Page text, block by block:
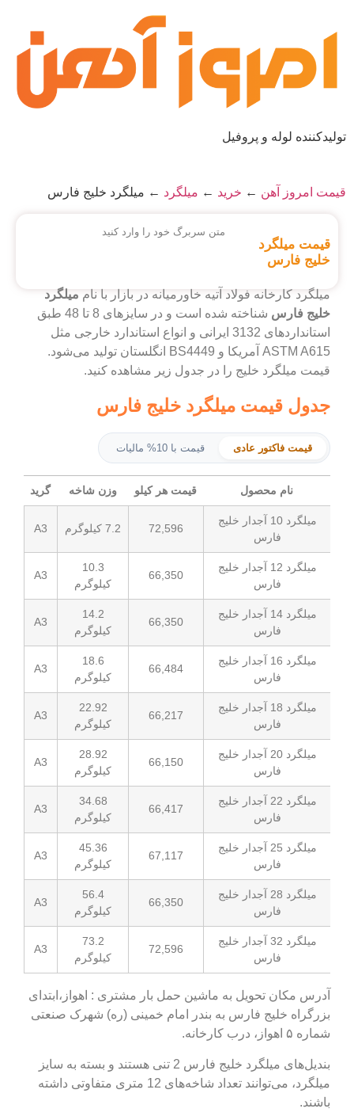
تولیدکننده لوله و پروفیل
قیمت امروز آهن←خرید←میلگرد ←میلگرد خلیج فارس
قیمت میلگرد
خلیج فارس
متن سربرگ خود را وارد کنید
میلگرد کارخانه فولاد آتیه خاورمیانه در بازار با ناممیلگرد
خلیج فارس
شناخته شده است و در سایز‌های 8 تا 48 طبق
استاندارد‌های 3132 ایرانی و انواع استاندارد خارجی مثل
ASTM A615 آمریکا و BS4449 انگلستان تولید می‌شود.
قیمت میلگرد خلیج را در جدول زیر مشاهده کنید.
جدول قیمت میلگرد خلیج فارس
قیمت فاکتور عادی قیمت با 10% مالیات
نام محصول قیمت هر کیلو وزن شاخه گرید
میلگرد 10 آجدار خلیج
فارس
72,596 7.2 کیلوگرم A3
میلگرد 12 آجدار خلیج
فارس
66,350
10.3
کیلوگرم
A3
میلگرد 14 آجدار خلیج
فارس
66,350
14.2
کیلوگرم
A3
میلگرد 16 آجدار خلیج
فارس
66,484
18.6
کیلوگرم
A3
میلگرد 18 آجدار خلیج
فارس
66,217
22.92
کیلوگرم
A3
میلگرد 20 آجدار خلیج
فارس
66,150
28.92
کیلوگرم
A3
میلگرد 22 آجدار خلیج
فارس
66,417
34.68
کیلوگرم
A3
میلگرد 25 آجدار خلیج
فارس
67,117
45.36
کیلوگرم
A3
میلگرد 28 آجدار خلیج
فارس
66,350
56.4
کیلوگرم
A3
میلگرد 32 آجدار خلیج
فارس
72,596
73.2
کیلوگرم
A3
آدرس مکان تحویل به ماشین حمل بار مشتری : اهواز،ابتدای
بزرگراه خلیج فارس به بندر امام خمینی (ره) شهرک صنعتی
شماره ۵ اهواز، درب کارخانه.
بندیل‌های میلگرد خلیج فارس 2 تنی هستند و بسته به سایز
میلگرد، می‌توانند تعداد شاخه‌های 12 متری متفاوتی داشته
باشند.